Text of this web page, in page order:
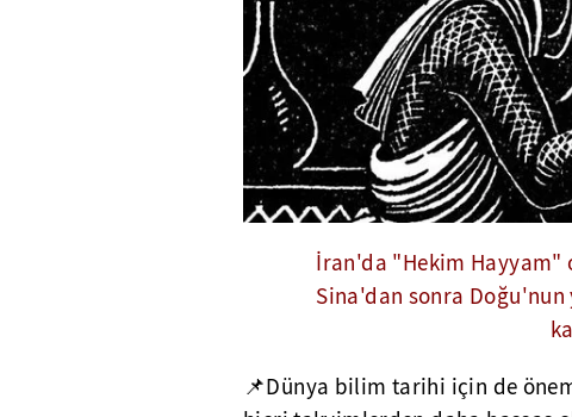
İran'da "Hekim
Sina'dan sonra
📌Dünya bilim tarihi için de